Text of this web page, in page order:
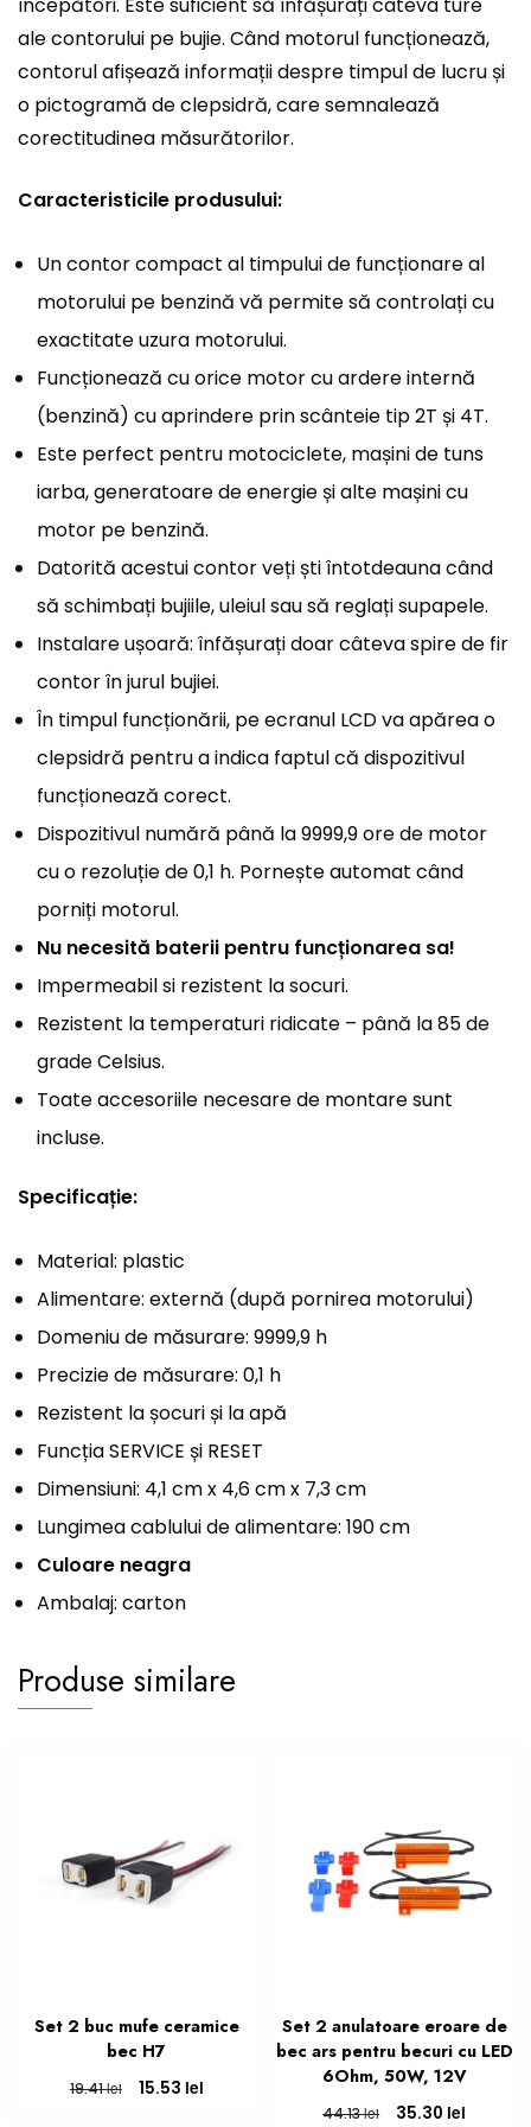
începători. Este suficient să înfășurați câteva ture
ale contorului pe bujie. Când motorul funcționează,
contorul afișează informații despre timpul de lucru și
o pictogramă de clepsidră, care semnalează
corectitudinea măsurătorilor.
Caracteristicile produsului:
Un contor compact al timpului de funcționare al
motorului pe benzină vă permite să controlați cu
exactitate uzura motorului.
Funcționează cu orice motor cu ardere internă
(benzină) cu aprindere prin scânteie tip 2T și 4T.
Este perfect pentru motociclete, mașini de tuns
iarba, generatoare de energie și alte mașini cu
motor pe benzină.
Datorită acestui contor veți ști întotdeauna când
să schimbați bujiile, uleiul sau să reglați supapele.
Instalare ușoară: înfășurați doar câteva spire de fir
contor în jurul bujiei.
În timpul funcționării, pe ecranul LCD va apărea o
clepsidră pentru a indica faptul că dispozitivul
funcționează corect.
Dispozitivul numără până la 9999,9 ore de motor
cu o rezoluție de 0,1 h. Pornește automat când
porniți motorul.
Nu necesită baterii pentru funcționarea sa!
Impermeabil si rezistent la socuri.
Rezistent la temperaturi ridicate – până la 85 de
grade Celsius.
Toate accesoriile necesare de montare sunt
incluse.
Specificație:
Material: plastic
Alimentare: externă (după pornirea motorului)
Domeniu de măsurare: 9999,9 h
Precizie de măsurare: 0,1 h
Rezistent la șocuri și la apă
Funcția SERVICE și RESET
Dimensiuni: 4,1 cm x 4,6 cm x 7,3 cm
Lungimea cablului de alimentare: 190 cm
Culoare neagra
Ambalaj: carton
Produse similare
Set 2 buc mufe ceramice
bec H7
19.41lei
Prețul
15.53 leiPrețul
Set 2 anulatoare eroare de
bec ars pentru becuri cu LED
6Ohm, 50W, 12V
44.13lei
Prețul
35.30 lei